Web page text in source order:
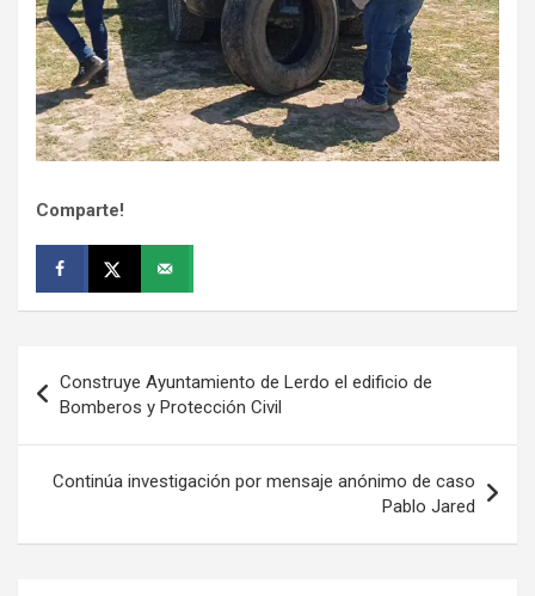
Comparte!
de
entradas
Construye Ayuntamiento de Lerdo el edificio de
Bomberos y Protección Civil
Continúa investigación por mensaje anónimo de caso
Pablo Jared